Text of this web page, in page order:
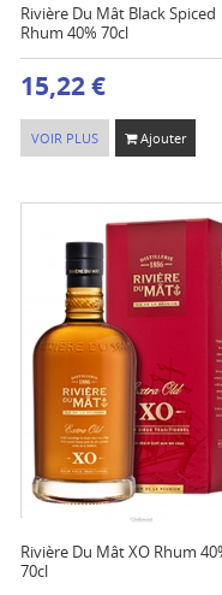
Rivière Du Mât Black Spiced
Rhum 40% 70cl
15,22 €
VOIR PLUS Ajouter
Rivière Du Mât XO Rhum
70cl